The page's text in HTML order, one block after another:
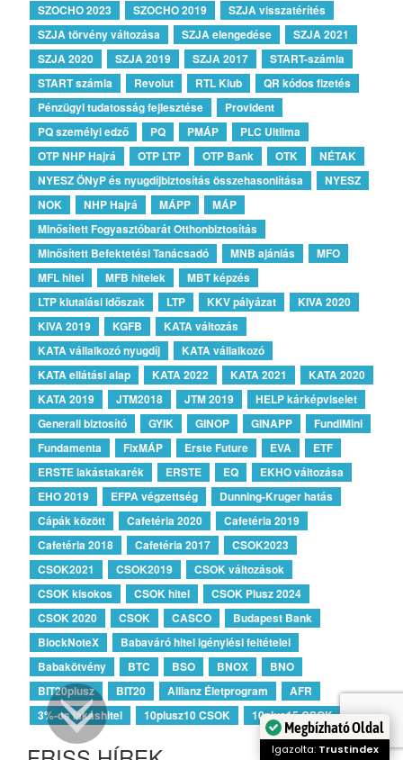
SZOCHO 2023
SZOCHO 2019
SZJA visszatérítés
SZJA törvény változása
SZJA elengedése
SZJA 2021
SZJA 2020
SZJA 2019 SZJA 2017
START-számla
START számla
Revolut RTL Klub
QR kódos fizetés
Pénzügyi tudatosság fejlesztése
Provident
PQ személyi edző
PQ PMÁP
PLC Ultlima
OTP NHP Hajrá
OTP LTP OTP Bank OTK
NÉTAK
NYESZ ÖNyP és nyugdíjbiztosítás összehasonlítása
NYESZ
NOK
NHP Hajrá MÁPP
MÁP
Minősített Fogyasztóbarát Otthonbiztosítás
Minősített Befektetési Tanácsadó
MNB ajánlás
MFO
MFL hitel
MFB hitelek
MBT képzés
LTP kiutalási időszak
LTP KKV pályázat
KIVA 2020
KIVA 2019
KGFB
KATA változás
KATA vállalkozó nyugdíj
KATA vállalkozó
KATA ellátási alap
KATA 2022 KATA 2021
KATA 2020
KATA 2019
JTM2018 JTM 2019
HELP kárképviselet
Generali biztosító
GYIK GINOP GINAPP
FundiMini
Fundamenta
FixMÁP Erste Future EVA
ETF
ERSTE lakástakarék
ERSTE EQ
EKHO változása
EHO 2019
EFPA végzettség
Dunning-Kruger hatás
Cápák között
Cafetéria 2020
Cafetéria 2019
Cafetéria 2018
Cafetéria 2017
CSOK2023
CSOK2021
CSOK2019
CSOK változások
CSOK kisokos
CSOK hitel
CSOK Plusz 2024
CSOK 2020
CSOK CASCO
Budapest Bank
BlockNoteX
Babaváró hitel igénylési feltételei
Babakötvény
BTC BSO BNOX
BNO
BIT20plusz
BIT20 Allianz Életprogram
AFR
3%-os lakáshitel
10plusz10 CSOK 10plus15 CSOK
Megbízható Oldal
Igazolta: Trustindex